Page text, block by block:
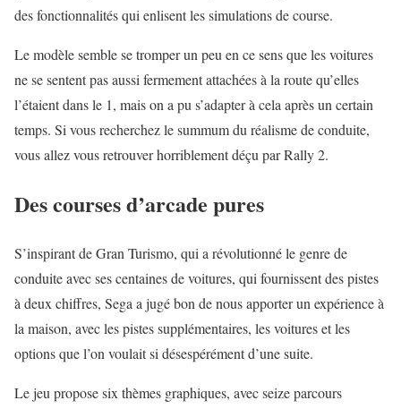
des fonctionnalités qui enlisent les simulations de course.
Le modèle semble se tromper un peu en ce sens que les voitures
ne se sentent pas aussi fermement attachées à la route qu’elles
l’étaient dans le 1, mais on a pu s’adapter à cela après un certain
temps. Si vous recherchez le summum du réalisme de conduite,
vous allez vous retrouver horriblement déçu par Rally 2.
Des courses d’arcade pures
S’inspirant de Gran Turismo, qui a révolutionné le genre de
conduite avec ses centaines de voitures, qui fournissent des pistes
à deux chiffres, Sega a jugé bon de nous apporter un expérience à
la maison, avec les pistes supplémentaires, les voitures et les
options que l’on voulait si désespérément d’une suite.
Le jeu propose six thèmes graphiques, avec seize parcours